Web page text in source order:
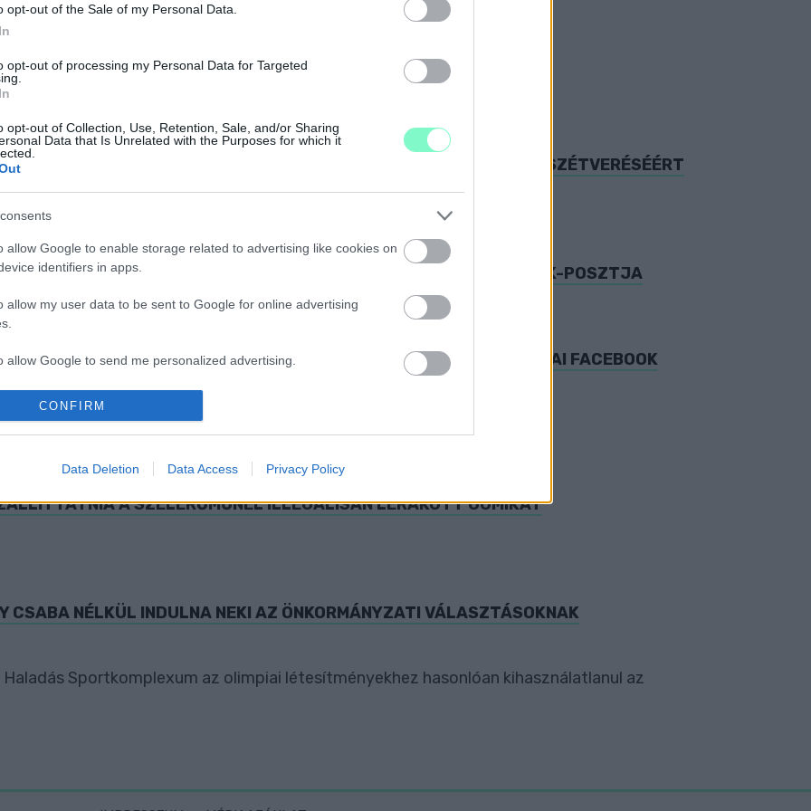
opt-out of the Sale of my Personal Data.
opt-out of processing my Personal Data for Targeted
opt-out of Collection, Use, Retention, Sale, and/or Sharing
Data that Is Unrelated with the Purposes for which it
allow Google to enable storage related to advertising like cookies on
identifiers in apps.
allow my user data to be sent to Google for online advertising
allow Google to send me personalized advertising.
allow Google to enable storage related to analytics like cookies on
identifiers in apps.
allow Google to enable storage related to functionality of the website
allow Google to enable storage related to personalization.
functionality and fraud prevention, and other user protection.
CONFIRM
Data Deletion Data Access Privacy Policy
A MOMENTUM SZOMBATHELYI ELNÖKÉNEK MTA-ÜGYBEN
ELNÖKE LEVÉLBEN KÉRI SZÁMON HENDE CSABÁT AZ AKADÉMIA SZÉTVERÉSÉÉRT
ÉR 100.000 FT-OS BÜNTETÉST A MOMENTUM TÚL KORAI FACEBOOK-POSZTJA
100.000 FT-OS BÜNTETÉST A SZOMBATHELYI MOMENTUM TÚL KORAI FACEBOOK
A SZÉLERŐMŰNÉL ILLEGÁLISAN LERAKOTT GUMIKAT
CSABA NÉLKÜL INDULNA NEKI AZ ÖNKORMÁNYZATI VÁLASZTÁSOKNAK
Sportkomplexum az olimpiai létesítményekhez hasonlóan kihasználatlanul az